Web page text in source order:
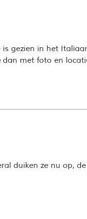
gezien in het
dan met foto en
duiken ze nu op,